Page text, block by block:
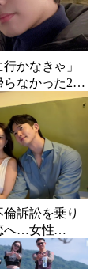
行かなきゃ」
なかった24
の誕生日、母
“届かない贈
訴訟を乗り
へ…女性
だのは身長